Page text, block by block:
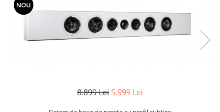
NOU
8.899 Lei 5.999 Lei